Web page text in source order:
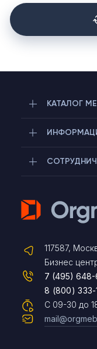
КАТАЛОГ
117587,
Бизнес
С 09-30 до
7 (495) 648-
8 (800) 333-
Max
Чат